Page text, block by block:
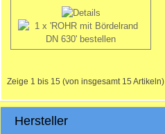
Zeige 1 bis 15 (von insgesamt 15 Artikeln)
Hersteller